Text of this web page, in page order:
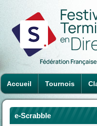
Accueil Tournois
e-Scrabble